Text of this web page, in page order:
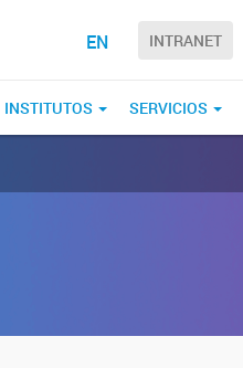
EN INTRANET
INSTITUTOS SERVICIOS